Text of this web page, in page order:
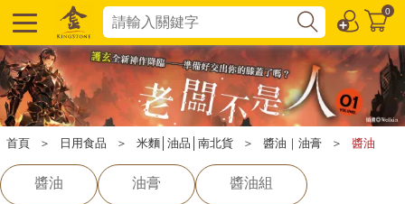
0
首頁 ＞ 日用食品 ＞ 米麵│油品│南北貨 ＞ 醬油｜油膏 ＞ 醬油
醬油 油膏 醬油組